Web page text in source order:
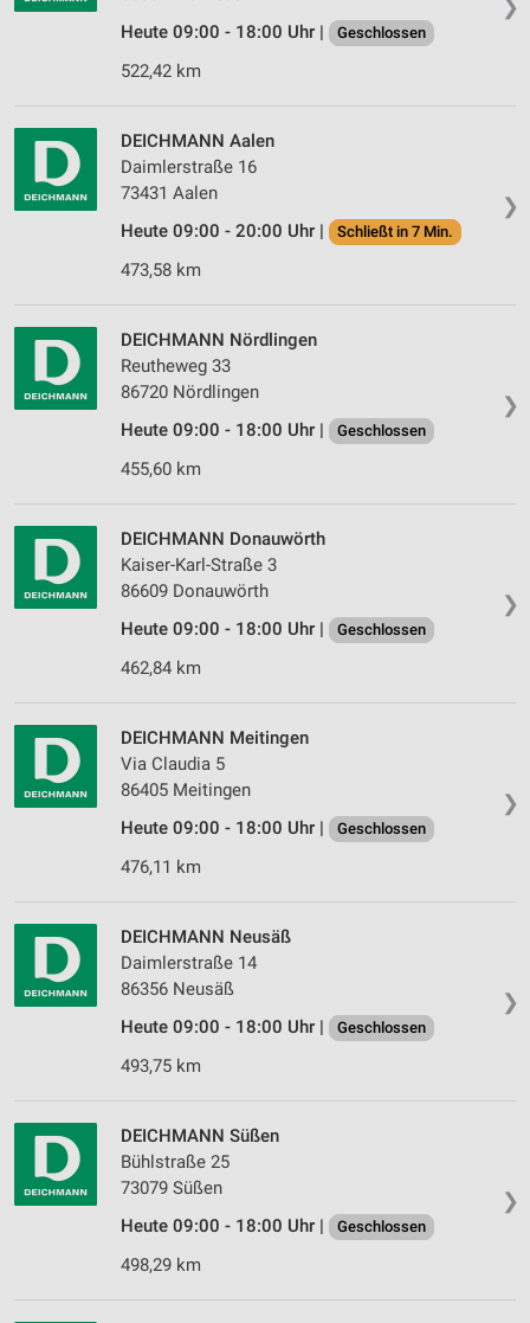
❯
Heute 09:00 - 18:00 Uhr |
Geschlossen
522,42 km
❯
DEICHMANN Aalen
Daimlerstraße 16
73431 Aalen
Heute 09:00 - 20:00 Uhr |
Schließt in 7 Min.
473,58 km
❯
DEICHMANN Nördlingen
Reutheweg 33
86720 Nördlingen
Heute 09:00 - 18:00 Uhr |
Geschlossen
455,60 km
❯
DEICHMANN Donauwörth
Kaiser-Karl-Straße 3
86609 Donauwörth
Heute 09:00 - 18:00 Uhr |
Geschlossen
462,84 km
❯
DEICHMANN Meitingen
Via Claudia 5
86405 Meitingen
Heute 09:00 - 18:00 Uhr |
Geschlossen
476,11 km
❯
DEICHMANN Neusäß
Daimlerstraße 14
86356 Neusäß
Heute 09:00 - 18:00 Uhr |
Geschlossen
493,75 km
❯
DEICHMANN Süßen
Bühlstraße 25
73079 Süßen
Heute 09:00 - 18:00 Uhr |
Geschlossen
498,29 km